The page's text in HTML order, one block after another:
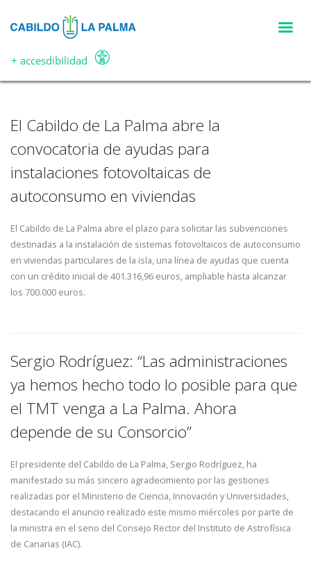
principal
+ accesdibilidad
Acciones relacionada con el
ODS 9: Industria, innovación
e infraestructura
El Cabildo de La Palma abre la
convocatoria de ayudas para
instalaciones fotovoltaicas de
autoconsumo en viviendas
El Cabildo de La Palma abre el plazo para solicitar las subvenciones
destinadas a la instalación de sistemas fotovoltaicos de autoconsumo
en viviendas particulares de la isla, una línea de ayudas que cuenta
con un crédito inicial de 401.316,96 euros, ampliable hasta alcanzar
los 700.000 euros.
Sergio Rodríguez: “Las administraciones
ya hemos hecho todo lo posible para que
el TMT venga a La Palma. Ahora
depende de su Consorcio”
El presidente del Cabildo de La Palma, Sergio Rodríguez, ha
manifestado su más sincero agradecimiento por las gestiones
realizadas por el Ministerio de Ciencia, Innovación y Universidades,
destacando el anuncio realizado este mismo miércoles por parte de
la ministra en el seno del Consejo Rector del Instituto de Astrofísica
de Canarias (IAC).